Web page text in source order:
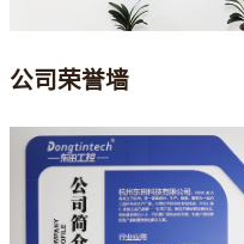
公司荣誉墙